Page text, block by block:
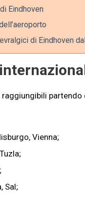
Eindhoven
di Eindhoven
partendo
Vienna;
Tuzla;
Sal;